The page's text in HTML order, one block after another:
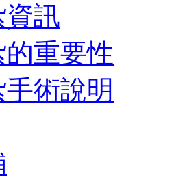
資訊
重要性
術說明